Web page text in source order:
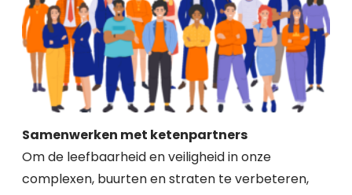
Samenwerken met ketenpartners
Om de leefbaarheid en veiligheid in onze
complexen, buurten en straten te verbeteren,